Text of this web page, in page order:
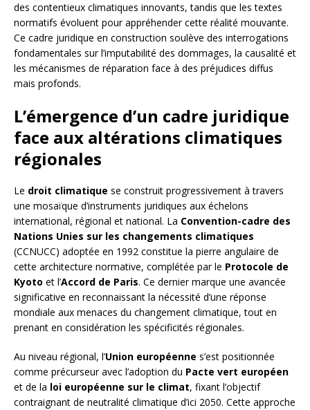
des contentieux climatiques innovants, tandis que les textes
normatifs évoluent pour appréhender cette réalité mouvante.
Ce cadre juridique en construction soulève des interrogations
fondamentales sur l’imputabilité des dommages, la causalité et
les mécanismes de réparation face à des préjudices diffus
mais profonds.
L’émergence d’un cadre juridique
face aux altérations climatiques
régionales
Le droit climatique se construit progressivement à travers
une mosaïque d’instruments juridiques aux échelons
international, régional et national. La Convention-cadre des
Nations Unies sur les changements climatiques
(CCNUCC) adoptée en 1992 constitue la pierre angulaire de
cette architecture normative, complétée par le Protocole de
Kyoto et l’Accord de Paris. Ce dernier marque une avancée
significative en reconnaissant la nécessité d’une réponse
mondiale aux menaces du changement climatique, tout en
prenant en considération les spécificités régionales.
Au niveau régional, l’Union européenne s’est positionnée
comme précurseur avec l’adoption du Pacte vert européen
et de la loi européenne sur le climat, fixant l’objectif
contraignant de neutralité climatique d’ici 2050. Cette approche